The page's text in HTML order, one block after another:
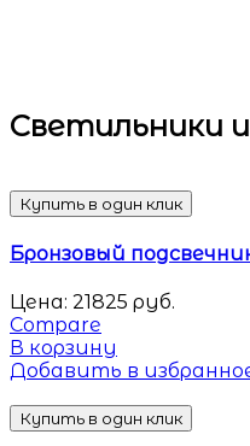
Светильники
Купить в один клик
Бронзовый
Цена: 21825 руб.
Compare
В корзину
Добавить в
Купить в один клик